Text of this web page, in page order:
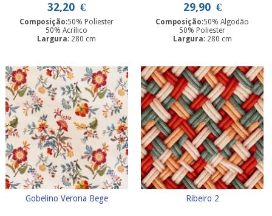
32,20 €
Composição:50% Poliester
50% Acrílico
Largura: 280 cm
29,90 €
Composição:50% Algodão
50% Poliester
Largura: 280 cm
Gobelino Verona Bege Ribeiro 2